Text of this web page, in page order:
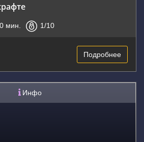
мин. 1/10
Подробнее
Инфо